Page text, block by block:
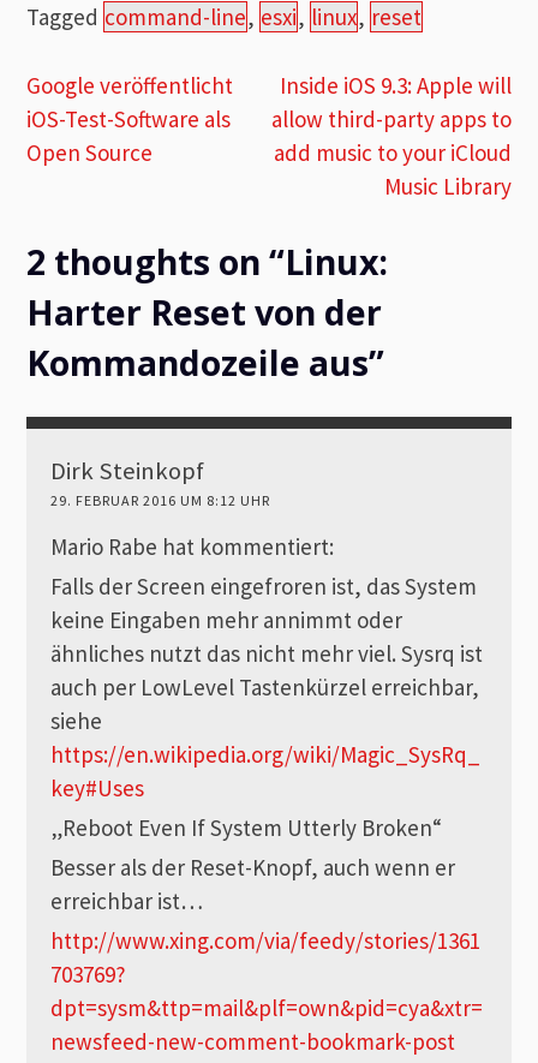
Tagged command-line, esxi, linux, reset
Beitragsnavigation
Google veröffentlicht
iOS-Test-Software als
Open Source
Inside iOS 9.3: Apple will
allow third-party apps to
add music to your iCloud
Music Library
2 thoughts on “Linux:
Harter Reset von der
Kommandozeile aus”
Dirk Steinkopf
29. FEBRUAR 2016 UM 8:12 UHR
Mario Rabe hat kommentiert:
Falls der Screen eingefroren ist, das System
keine Eingaben mehr annimmt oder
ähnliches nutzt das nicht mehr viel. Sysrq ist
auch per LowLevel Tastenkürzel erreichbar,
siehe
https://en.wikipedia.org/wiki/Magic_SysRq_
key#Uses
„Reboot Even If System Utterly Broken“
Besser als der Reset-Knopf, auch wenn er
erreichbar ist…
http://www.xing.com/via/feedy/stories/1361
703769?
dpt=sysm&ttp=mail&plf=own&pid=cya&xtr=
newsfeed-new-comment-bookmark-post